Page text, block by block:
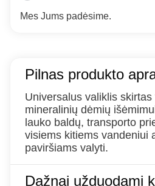
Mes Jums padėsime.
Pilnas produkto
Universalus valiklis
mineralinių dėmių
lauko baldų, transporto
visiems kitiems vandeniui
paviršiams valyti.
Dažnai užduodami